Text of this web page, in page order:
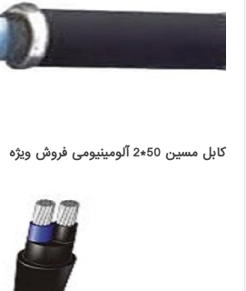
کابل مسین 50*2 آلومینیومی فروش ویژه